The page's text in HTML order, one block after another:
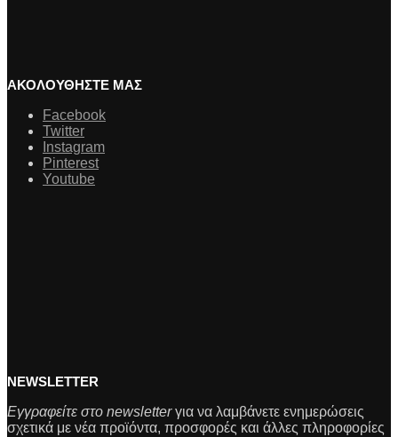
ΑΚΟΛΟΥΘΗΣΤΕ ΜΑΣ
Facebook
Twitter
Instagram
Pinterest
Youtube
NEWSLETTER
Εγγραφείτε στο newsletterγια να λαμβάνετε ενημερώσεις
σχετικά με νέα προϊόντα, προσφορές και άλλες πληροφορίες